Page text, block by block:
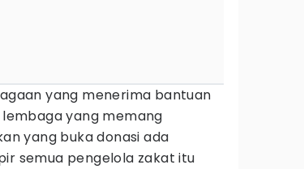
yang menerima bantuan
yang memang
yang buka donasi ada
semua pengelola zakat itu